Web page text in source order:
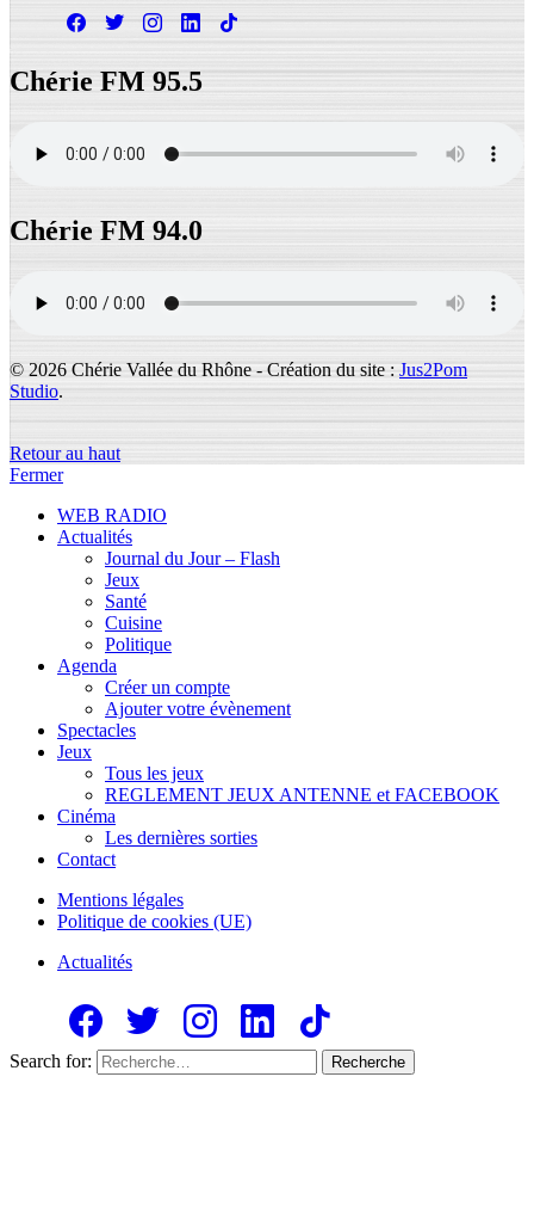
Chérie FM 95.5
Chérie FM 94.0
© 2026 Chérie Vallée du Rhône - Création du site : Jus2Pom
Studio.
Retour au haut
Fermer
WEB RADIO
Actualités
Journal du Jour – Flash
Jeux
Santé
Cuisine
Politique
Agenda
Créer un compte
Ajouter votre évènement
Spectacles
Jeux
Tous les jeux
REGLEMENT JEUX ANTENNE et FACEBOOK
Cinéma
Les dernières sorties
Contact
Mentions légales
Politique de cookies (UE)
Actualités
Search for: Recherche